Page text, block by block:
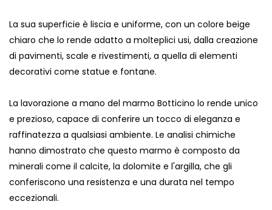
La sua superficie è liscia e uniforme, con un colore beige
chiaro che lo rende adatto a molteplici usi, dalla creazione
di pavimenti, scale e rivestimenti, a quella di elementi
decorativi come statue e fontane.
La lavorazione a mano del marmo Botticino lo rende unico
e prezioso, capace di conferire un tocco di eleganza e
raffinatezza a qualsiasi ambiente. Le analisi chimiche
hanno dimostrato che questo marmo è composto da
minerali come il calcite, la dolomite e l'argilla, che gli
conferiscono una resistenza e una durata nel tempo
eccezionali.